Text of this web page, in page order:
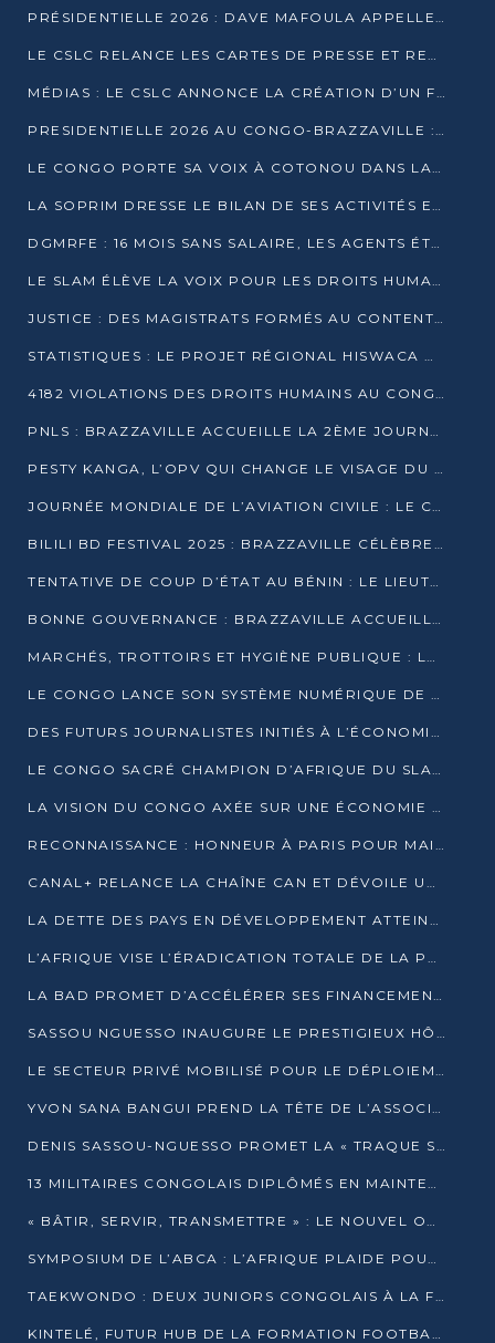
PRÉSIDENTIELLE 2026 : DAVE MAFOULA APPELLE LES CONGOLAIS À UN « NOUVEAU DÉPART »
LE CSLC RELANCE LES CARTES DE PRESSE ET RECONNAÎT OFFICIELLEMENT LES MÉDIAS EN LIGNE
MÉDIAS : LE CSLC ANNONCE LA CRÉATION D’UN FONDS D’APPUI À LA PRESSE
PRESIDENTIELLE 2026 AU CONGO-BRAZZAVILLE : UN CASTING ÉLARGI
LE CONGO PORTE SA VOIX À COTONOU DANS LA LUTTE CONTRE LA TUBERCULOSE
LA SOPRIM DRESSE LE BILAN DE SES ACTIVITÉS ET FIXE DE NOUVELLES PRIORITÉS
DGMRFE : 16 MOIS SANS SALAIRE, LES AGENTS ÉTOUFFENT DANS LE SILENCE
LE SLAM ÉLÈVE LA VOIX POUR LES DROITS HUMAINS À BRAZZAVILLE
JUSTICE : DES MAGISTRATS FORMÉS AU CONTENTIEUX DE LA PROPRIÉTÉ INTELLECTUELLE
STATISTIQUES : LE PROJET RÉGIONAL HISWACA OFFICIELLEMENT LANCÉ AU CONGO
4182 VIOLATIONS DES DROITS HUMAINS AU CONGO EN 2025 SELON LE CAD
PNLS : BRAZZAVILLE ACCUEILLE LA 2ÈME JOURNÉE SCIENTIFIQUE SUR LE VIH/SIDA
PESTY KANGA, L’OPV QUI CHANGE LE VISAGE DU REPORTAGE AU CONGO
JOURNÉE MONDIALE DE L’AVIATION CIVILE : LE CONGO MISE SUR L’INNOVATION ET LA SÉCURITÉ
BILILI BD FESTIVAL 2025 : BRAZZAVILLE CÉLÈBRE DIX ANS DE CRÉATION GRAPHIQUE AFRICAINE
TENTATIVE DE COUP D’ÉTAT AU BÉNIN : LE LIEUTENANT-COLONEL TIGRI S’AUTOPROCLAME CHEF D’UN COMITÉ MILITAIRE
BONNE GOUVERNANCE : BRAZZAVILLE ACCUEILLE LES PREMIÈRES JOURNÉES CONGOLAISES DE L’ÉVALUATION
MARCHÉS, TROTTOIRS ET HYGIÈNE PUBLIQUE : LE GOUVERNEMENT DURCIT LE TON
LE CONGO LANCE SON SYSTÈME NUMÉRIQUE DE VÉRIFICATION DU BOIS
DES FUTURS JOURNALISTES INITIÉS À L’ÉCONOMIE BLEUE DURABLE
LE CONGO SACRÉ CHAMPION D’AFRIQUE DU SLAM 2025
LA VISION DU CONGO AXÉE SUR UNE ÉCONOMIE BAS CARBONE AU RENDEZ-VOUS DE MONACO 2025
RECONNAISSANCE : HONNEUR À PARIS POUR MAIXENT RAOUL OMINGA
CANAL+ RELANCE LA CHAÎNE CAN ET DÉVOILE UNE OFFRE EXCEPTIONNELLE POUR DÉCEMBRE
LA DETTE DES PAYS EN DÉVELOPPEMENT ATTEINT UN SOMMET HISTORIQUE ENTRE 2022 ET 2024
L’AFRIQUE VISE L’ÉRADICATION TOTALE DE LA POLIOMYÉLITE D’ICI 2026
LA BAD PROMET D’ACCÉLÉRER SES FINANCEMENTS AVEC LE MINISTÈRE DE L’ASSAINISSEMENT
SASSOU NGUESSO INAUGURE LE PRESTIGIEUX HÔTEL KEMPINSKI BRAZZAVILLE
LE SECTEUR PRIVÉ MOBILISÉ POUR LE DÉPLOIEMENT DE 19 MINI-CENTRALES SOLAIRES
YVON SANA BANGUI PREND LA TÊTE DE L’ASSOCIATION DES BANQUES CENTRALES AFRICAINES
DENIS SASSOU-NGUESSO PROMET LA « TRAQUE SANS RELÂCHE » DU GRAND BANDITISME
13 MILITAIRES CONGOLAIS DIPLÔMÉS EN MAINTENANCE INDUSTRIELLE APRÈS TROIS ANS DE FORMATION À L’UNIVERSITÉ MARIEN-NGOUABI
« BÂTIR, SERVIR, TRANSMETTRE » : LE NOUVEL OUVRAGE QUI INTERPELLE LES COLLECTIVITÉS
SYMPOSIUM DE L’ABCA : L’AFRIQUE PLAIDE POUR UN FINANCEMENT CLIMATIQUE ÉQUITABLE
TAEKWONDO : DEUX JUNIORS CONGOLAIS À LA FINALE D’OPEN SYRIES 2025 À ABIDJAN
KINTELÉ, FUTUR HUB DE LA FORMATION FOOTBALLISTIQUE AFRICAINE ?